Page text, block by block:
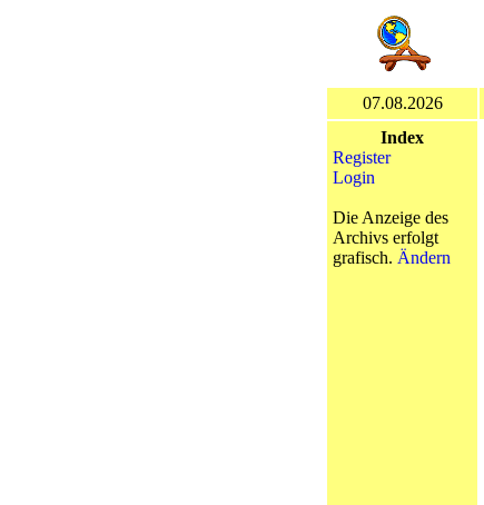
07.08.2026
Index
Register
Login
Die Anzeige des
Archivs erfolgt
grafisch. Ändern